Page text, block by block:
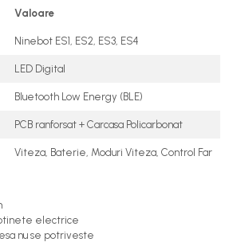
plata-
Valoare
Ninebot ES1, ES2, ES3, ES4
LED Digital
Bluetooth Low Energy (BLE)
PCB ranforsat + Carcasa Policarbonat
Viteza, Baterie, Moduri Viteza, Control Far
electrice
nu se potriveste